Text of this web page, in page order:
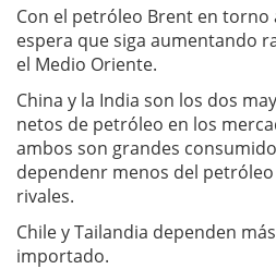
Con el petróleo Brent en torno
espera que siga aumentando
el Medio Oriente.
China y la India son los dos
netos de petróleo en los
ambos son grandes
dependenr menos del
rivales.
Chile y Tailandia dependen
importado.